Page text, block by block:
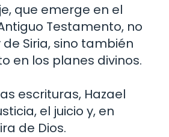
que emerge en el
Testamento, no
Siria, sino también
en los planes divinos.
escrituras, Hazael
el juicio y, en
de Dios.